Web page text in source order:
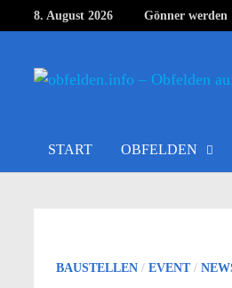
Zurück
zum
8. August 2026 Gönner werden
START OBFELDEN
BAUSTELLEN /EVENT/